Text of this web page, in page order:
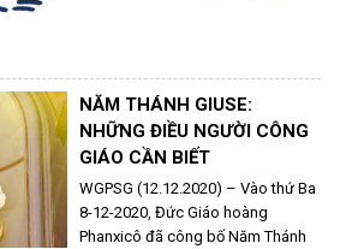
NĂM THÁNH GIUSE:
NHỮNG ĐIỀU NGƯỜI CÔNG
GIÁO CẦN BIẾT
WGPSG (12.12.2020) – Vào thứ Ba
8-12-2020, Đức Giáo hoàng
Phanxicô đã công bố Năm Thánh